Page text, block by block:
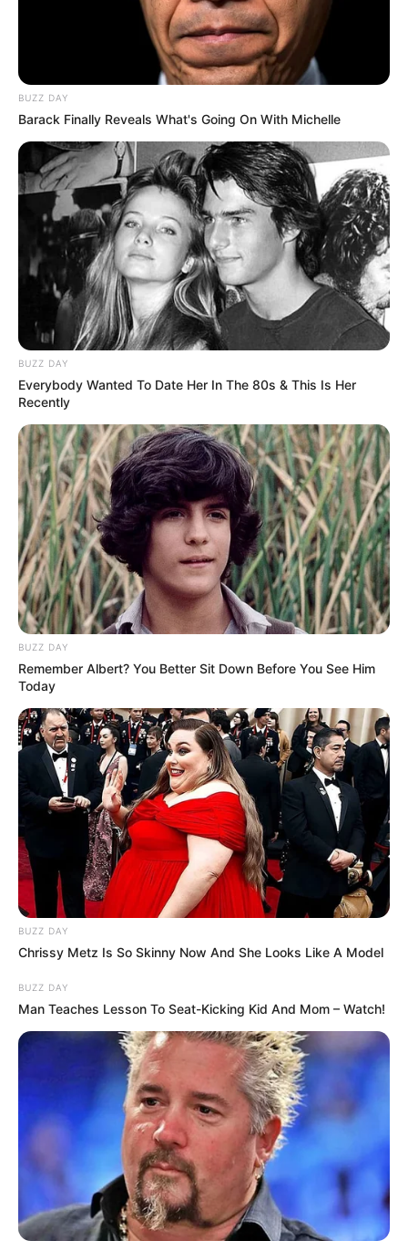
Нам пишуть
Події
Політика
Спорт
Схеми
[wp-rss-aggregator id="2"]
Ви пропустили
ГАРЯЧI
У Ясінянській громаді відкрили
черговий простір
психологічної підтримки (фото)
06.08.2026
ПОДІЇ СХЕМИ
Катування, кайданки та
незаконне утримання людей:
працівника Ужгородського ТЦК
судитимуть, дії ще двох його
06.08.2026
«Батько був би живий»: на
Закарпатті злочинець, чекаючи
7 років на вирок, побив до
смерті пенсіонера
BUZZ DAY
Barack Finally Reveals What's Going On With Michelle
BUZZ DAY
Everybody Wanted To Date Her In The 80s & This Is Her
Recently
BUZZ DAY
Remember Albert? You Better Sit Down Before You See Him
Today
BUZZ DAY
Chrissy Metz Is So Skinny Now And She Looks Like A Model
BUZZ DAY
Man Teaches Lesson To Seat-Kicking Kid And Mom – Watch!